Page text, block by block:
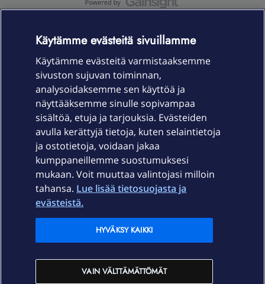
Laitteet & liittymät
Palvelut
Ajankohtaista
Elisa Oyj
In English
Käytämme evästeitä sivuillamme
Käytämme evästeitä varmistaaksemme
sivuston sujuvan toiminnan,
analysoidaksemme sen käyttöä ja
näyttääksemme sinulle sopivampaa
sisältöä, etuja ja tarjouksia. Evästeiden
avulla kerättyjä tietoja, kuten selaintietoja
ja ostotietoja, voidaan jakaa
kumppaneillemme suostumuksesi
mukaan. Voit muuttaa valintojasi milloin
tahansa. Lue lisää tietosuojasta ja
evästeistä.
VAIN VÄLTTÄMÄTTÖMÄT
HYVÄKSY KAIKKI